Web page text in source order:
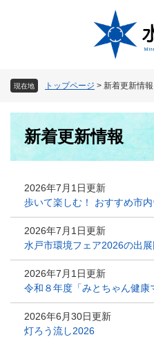
現在地 トップページ > 新着更新情報
新着更新情報
2026年7月1日更新
歩いて楽しむ！ おすすめ市
2026年7月1日更新
水戸市環境フェア2026の出展
2026年7月1日更新
令和８年度「みとちゃん健康
2026年6月30日更新
灯ろう流し2026